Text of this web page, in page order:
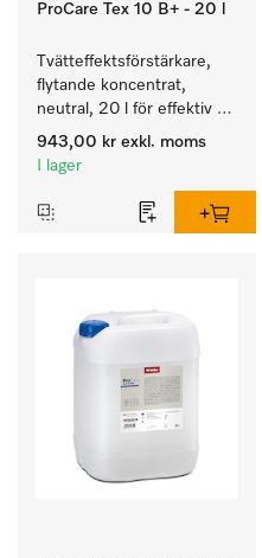
ProCare Tex 10 B+ - 20 l
Tvätteffektsförstärkare,
flytande koncentrat,
neutral, 20 l för effektiv
borttagning av fettbaserad
smuts.
943,00 kr exkl. moms
I lager